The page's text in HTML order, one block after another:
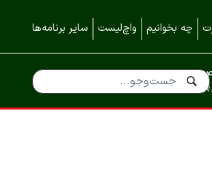
چه بخوانیم واچ‌لیست سایر برنامه‌ها